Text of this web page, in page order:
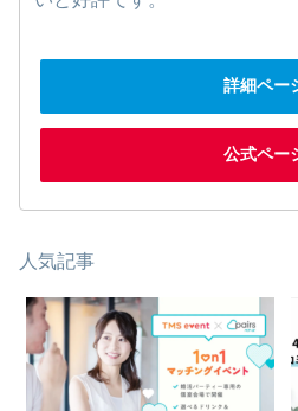
詳細ペー
公式ペー
人気記事